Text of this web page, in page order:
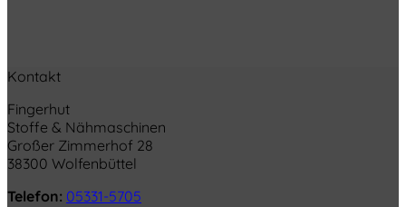
Kontakt
Fingerhut
Stoffe & Nähmaschinen
Großer Zimmerhof 28
38300 Wolfenbüttel
Telefon: 05331-5705